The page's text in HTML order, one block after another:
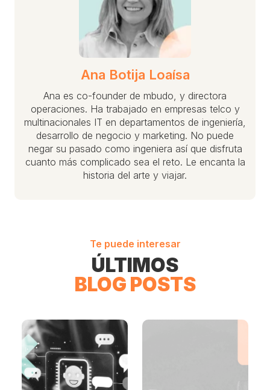
Ana Botija Loaísa
Ana es co-founder de mbudo, y directora
operaciones. Ha trabajado en empresas telco y
multinacionales IT en departamentos de ingeniería,
desarrollo de negocio y marketing. No puede
negar su pasado como ingeniera así que disfruta
cuanto más complicado sea el reto. Le encanta la
historia del arte y viajar.
Te puede interesar
ÚLTIMOS
BLOG POSTS